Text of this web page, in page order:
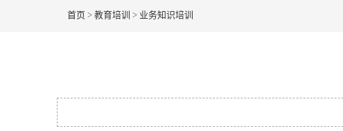
首页 > 教育培训 > 业务知识培训